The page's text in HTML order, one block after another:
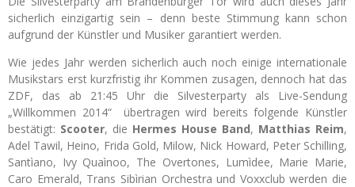
sicherlich einzigartig sein – denn beste Stimmung kann schon
aufgrund der Künstler und Musiker garantiert werden.
Wie jedes Jahr werden sicherlich auch noch einige internationale
Musikstars erst kurzfristig ihr Kommen zusagen, dennoch hat das
ZDF, das ab 21:45 Uhr die Silvesterparty als Live-Sendung
„Willkommen 2014“ übertragen wird bereits folgende Künstler
bestätigt: Scooter, die Hermes House Band, Matthias Reim,
Adel Tawil, Heino, Frida Gold, Milow, Nick Howard, Peter Schilling,
Santìano, Ivy Quaìnoo, The Overtones, Lumìdee, Marie Marie,
Caro Emerald, Trans Sibìrian Orchestra und Voxxclub werden die